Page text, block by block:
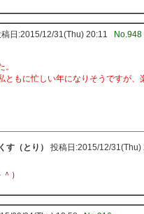
稿日:2015/12/31(Thu) 20:11 No.948
ともに忙しい年になりそうですが、
す（とり） 投稿日:2015/12/31(Thu)
）